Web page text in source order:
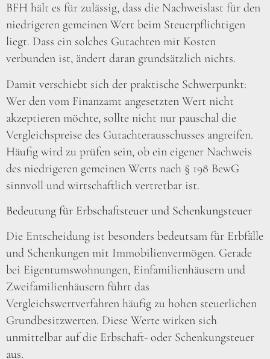
BFH hält es für zulässig, dass die Nachweislast für den
niedrigeren gemeinen Wert beim Steuerpflichtigen
liegt. Dass ein solches Gutachten mit Kosten
verbunden ist, ändert daran grundsätzlich nichts.
Damit verschiebt sich der praktische Schwerpunkt:
Wer den vom Finanzamt angesetzten Wert nicht
akzeptieren möchte, sollte nicht nur pauschal die
Vergleichspreise des Gutachterausschusses angreifen.
Häufig wird zu prüfen sein, ob ein eigener Nachweis
des niedrigeren gemeinen Werts nach § 198 BewG
sinnvoll und wirtschaftlich vertretbar ist.
Bedeutung für Erbschaftsteuer und Schenkungsteuer
Die Entscheidung ist besonders bedeutsam für Erbfälle
und Schenkungen mit Immobilienvermögen. Gerade
bei Eigentumswohnungen, Einfamilienhäusern und
Zweifamilienhäusern führt das
Vergleichswertverfahren häufig zu hohen steuerlichen
Grundbesitzwerten. Diese Werte wirken sich
unmittelbar auf die Erbschaft- oder Schenkungsteuer
aus.